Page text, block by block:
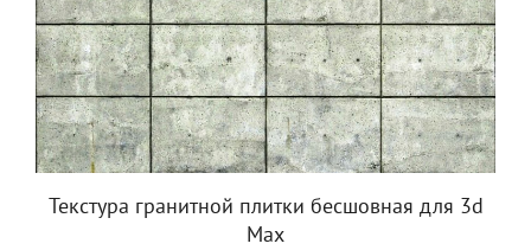
Текстура гранитной плитки бесшовная для 3d
Max